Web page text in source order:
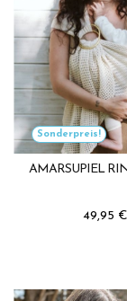
Sonderpreis!
AMARSUPIEL
49,95 €